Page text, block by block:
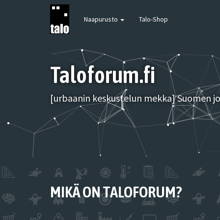
Naapurusto Talo-Shop
Taloforum.fi
[urbaanin keskustelun mekka] Suomen
MIKÄ ON TALOFORUM?